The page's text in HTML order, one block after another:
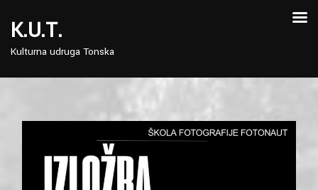
content
K.U.T.
Kulturna udruga Tonska